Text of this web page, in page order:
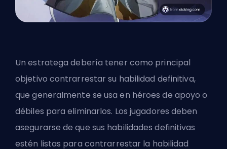
Unestrategadebería tener como principal
objetivo contrarrestar su habilidad definitiva,
que generalmente se usa en héroes de apoyo o
débiles para eliminarlos. Los jugadores deben
asegurarse de que sus habilidades definitivas
estén listas para contrarrestar la habilidad